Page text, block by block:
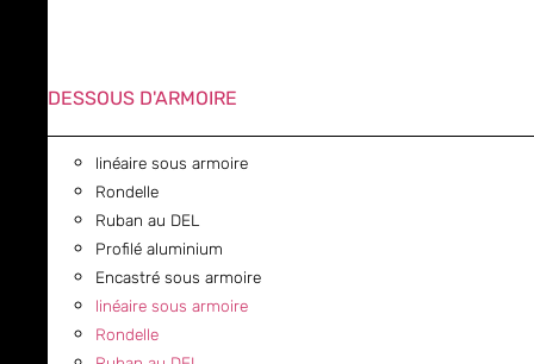
DESSOUS D'ARMOIRE
linéaire sous armoire
Rondelle
Ruban au DEL
Profilé aluminium
Encastré sous armoire
linéaire sous armoire
Rondelle